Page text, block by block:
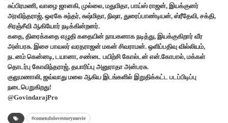
சுப்பிரமணி, வாழை ஜானகி, முல்லை, மதுமிதா, பாய்ஸ் ராஜன், இயக்குனர்
அரவிந்தராஜ், ஒஏகே சுந்தர், சுஷ்மிதா, நிஷா, துரைப்பாண்டியன், ஸ்ரீதேவி, சக்தி,
சிரஞ்சீவி ஆகியோர் நடிக்கின்றனர்.
கதை, திரைக்கதை எழுதி கதையின் நாயகனாக நடித்து, இயக்குகிறார் வீர
அன்பரசு. இசை பாவலர் வரதராஜன் மகன் சிவராமன். ஒளிப்பதிவு வில்லியம்,
நடனம் கென்னடி, டயானா, சண்டை பயிற்சி கோல்டன் என்.கோபால், மக்கள்
தொடர்பு கோவிந்தராஜ், தயாரிப்பு அனுராதா அன்பரசு.
குலுமணாலி, ஜவ்வாது மலை ஆகிய இடங்களில் இறுதிக்கட்ட படப்பிடிப்பு
நடைபெறுகிறது!
@GovindarajPro
#comendolovestorymovie